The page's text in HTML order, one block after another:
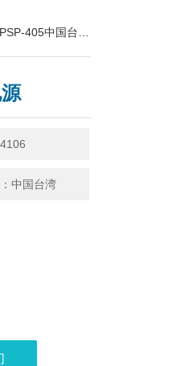
405中国台湾固纬 直流稳压电源
中国台湾